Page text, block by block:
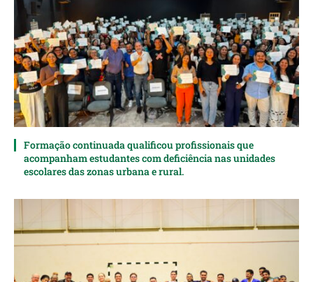
Formação continuada qualificou profissionais que
acompanham estudantes com deficiência nas unidades
escolares das zonas urbana e rural.